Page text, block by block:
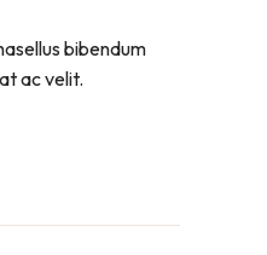
bibendum
ac velit.